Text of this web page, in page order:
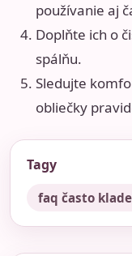
používanie aj
Doplňte ich o
spálňu.
Sledujte
obliečky
Tagy
faq často